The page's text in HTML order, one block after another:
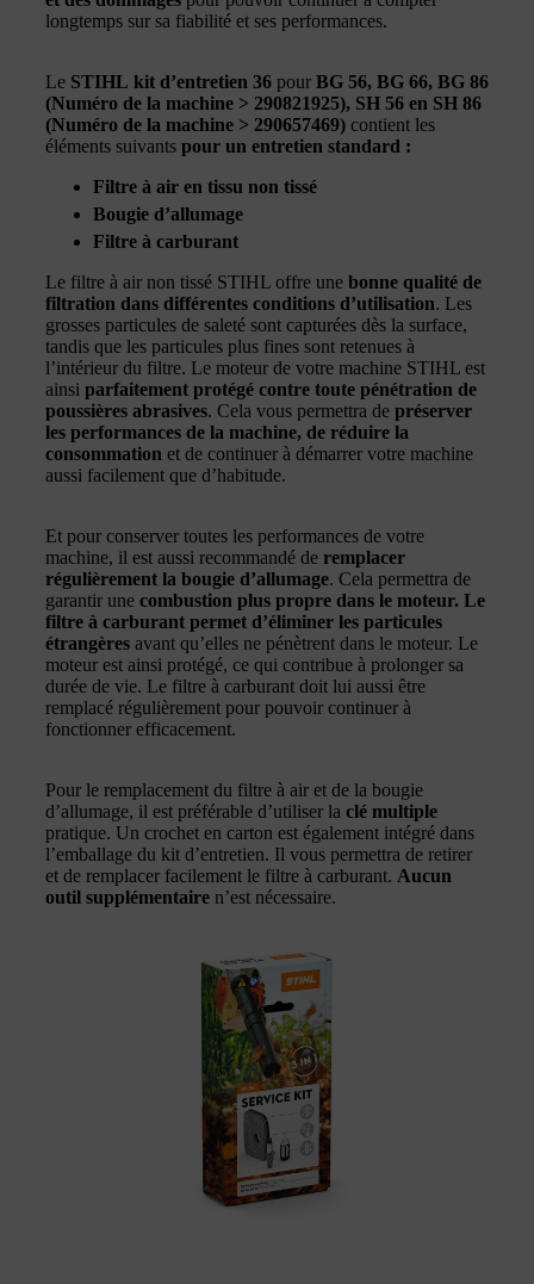
longtemps sur sa fiabilité et ses performances.
Le STIHL kit d’entretien 36 pour BG 56, BG 66, BG 86
(Numéro de la machine > 290821925), SH 56 en SH 86
(Numéro de la machine > 290657469) contient les
éléments suivants pour un entretien standard :
Filtre à air en tissu non tissé
Bougie d’allumage
Filtre à carburant
Le filtre à air non tissé STIHL offre une bonne qualité de
filtration dans différentes conditions d’utilisation. Les
grosses particules de saleté sont capturées dès la surface,
tandis que les particules plus fines sont retenues à
l’intérieur du filtre. Le moteur de votre machine STIHL est
ainsi parfaitement protégé contre toute pénétration de
poussières abrasives. Cela vous permettra de préserver
les performances de la machine, de réduire la
consommation et de continuer à démarrer votre machine
aussi facilement que d’habitude.
Et pour conserver toutes les performances de votre
machine, il est aussi recommandé de remplacer
régulièrement la bougie d’allumage. Cela permettra de
garantir une combustion plus propre dans le moteur. Le
filtre à carburant permet d’éliminer les particules
étrangères avant qu’elles ne pénètrent dans le moteur. Le
moteur est ainsi protégé, ce qui contribue à prolonger sa
durée de vie. Le filtre à carburant doit lui aussi être
remplacé régulièrement pour pouvoir continuer à
fonctionner efficacement.
Pour le remplacement du filtre à air et de la bougie
d’allumage, il est préférable d’utiliser la clé multiple
pratique. Un crochet en carton est également intégré dans
l’emballage du kit d’entretien. Il vous permettra de retirer
et de remplacer facilement le filtre à carburant. Aucun
outil supplémentaire n’est nécessaire.